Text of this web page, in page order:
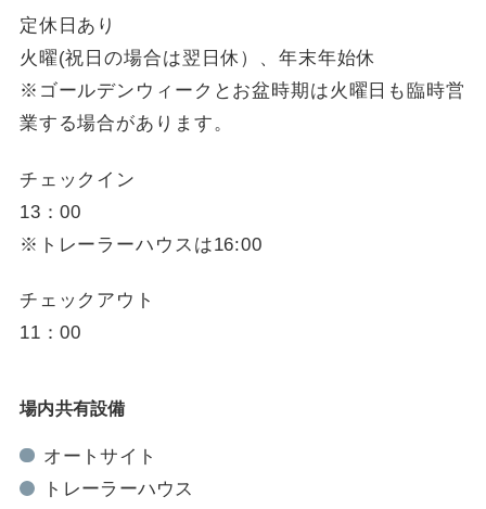
定休日あり
火曜(祝日の場合は翌日休）、年末年始休
※ゴールデンウィークとお盆時期は火曜日も臨時営
業する場合があります。
チェックイン
13：00
※トレーラーハウスは16:00
チェックアウト
11：00
場内共有設備
オートサイト
トレーラーハウス